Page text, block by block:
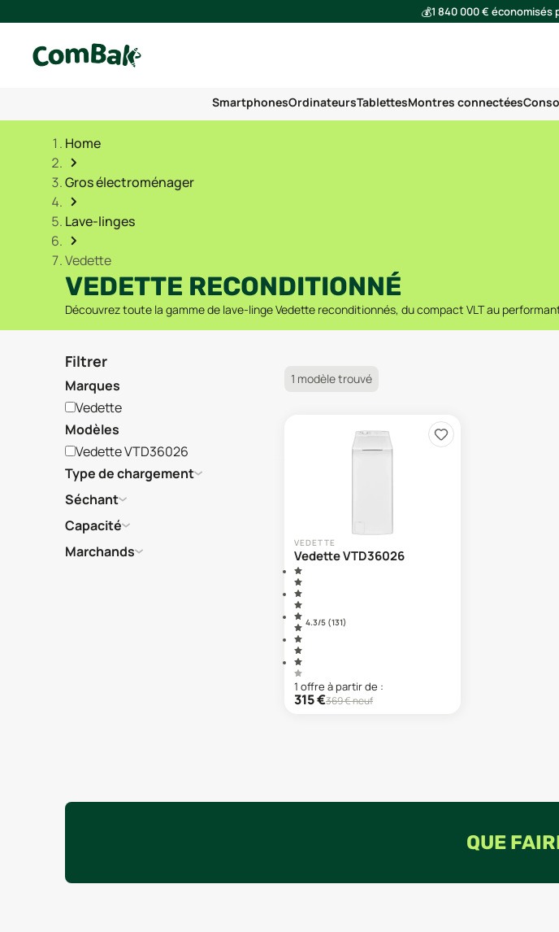
💰1 840 000 €
SmartphonesOrdinateursTablettesMontres connectées
Home
Gros électroménager
Lave-linges
Vedette
VEDETTE RECONDITIONNÉ
Découvrez toute la gamme de lave-linge Vedette reconditionnés, du compact VLT au
Filtrer
Marques
Vedette
Modèles
Vedette VTD36026
Type de chargement
Séchant
Capacité
Marchands
1 modèle trouvé
VEDETTE
Vedette VTD36026
4.3/5 (131)
1 offre à partir de :
315€369€ neuf
QUE